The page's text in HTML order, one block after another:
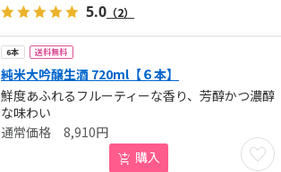
5.0 （2）
6本 送料無料
純米大吟醸生酒 720ml【６本】
鮮度あふれるフルーティーな香り、芳醇かつ濃醇
な味わい
お気
8,910円
購入